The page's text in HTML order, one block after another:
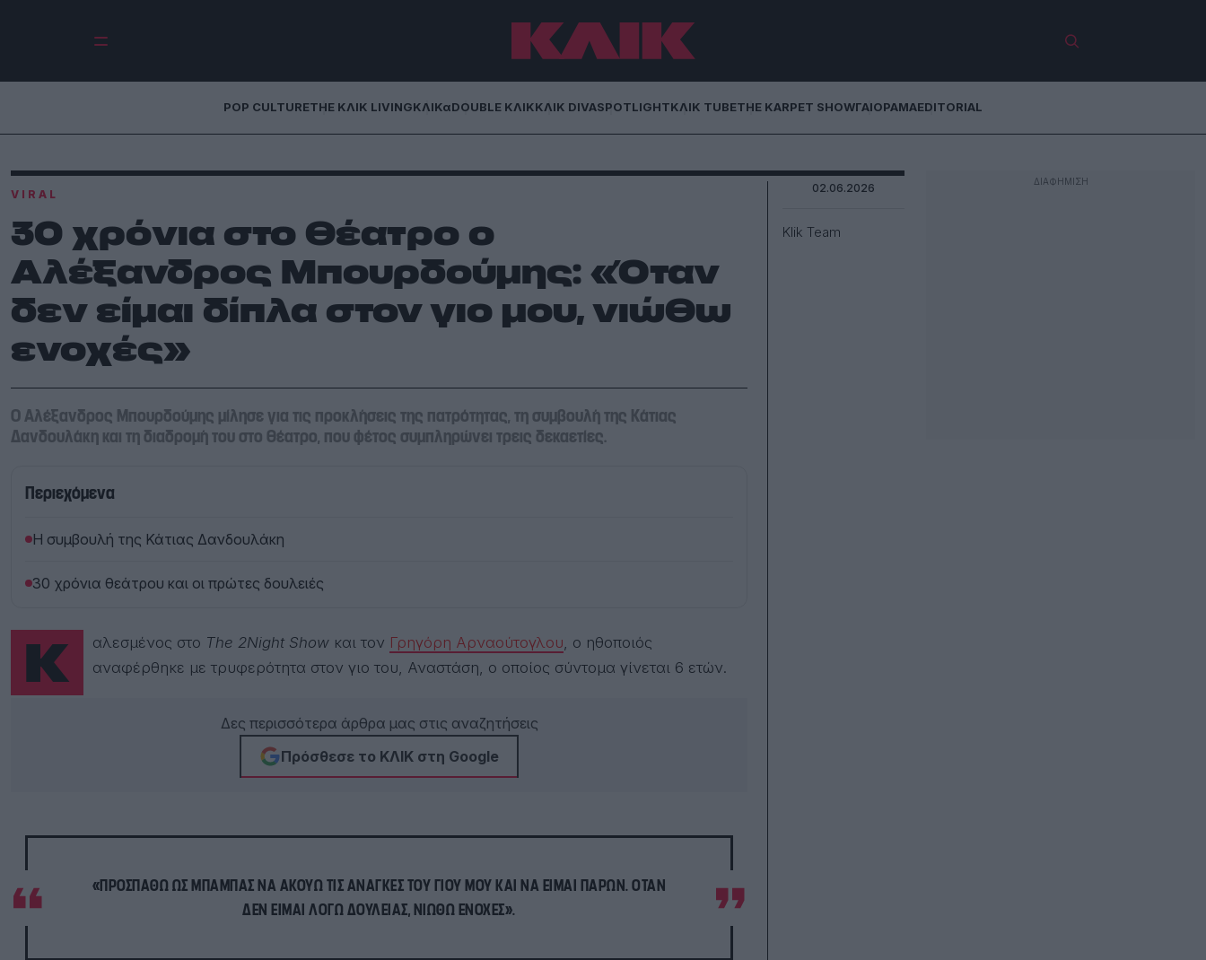
POP CULTURETHE ΚΛΙΚ LIVINGΚΛΙΚαDOUBLE ΚΛΙΚΚΛΙΚ DIVASPOTLIGHTΚΛΙΚ TUBETHE KARPET SHOWΓΑΙΟΡΑΜΑEDITORIAL
VIRAL
30 χρόνια στο θέατρο ο
Αλέξανδρος Μπουρδούμης: «Όταν
δεν είμαι δίπλα στον γιο μου, νιώθω
ενοχές»
Ο Αλέξανδρος Μπουρδούμης μίλησε για τις προκλήσεις της πατρότητας, τη συμβουλή της Κάτιας
Δανδουλάκη και τη διαδρομή του στο θέατρο, που φέτος συμπληρώνει τρεις δεκαετίες.
Περιεχόμενα
Η συμβουλή της Κάτιας Δανδουλάκη
30 χρόνια θεάτρου και οι πρώτες δουλειές
Καλεσμένος στο The 2Night Show και τον Γρηγόρη Αρναούτογλου, ο ηθοποιός
αναφέρθηκε με τρυφερότητα στον γιο του, Αναστάση, ο οποίος σύντομα γίνεται 6 ετών.
Δες περισσότερα άρθρα μας στις αναζητήσεις
Πρόσθεσε το ΚΛΙΚ στη Google
«ΠΡΟΣΠΑΘΏ ΩΣ ΜΠΑΜΠΆΣ ΝΑ ΑΚΟΎΩ ΤΙΣ ΑΝΆΓΚΕΣ ΤΟΥ ΓΙΟΥ ΜΟΥ ΚΑΙ ΝΑ ΕΊΜΑΙ ΠΑΡΏΝ. ΌΤΑΝ
ΔΕΝ ΕΊΜΑΙ ΛΌΓΩ ΔΟΥΛΕΙΆΣ, ΝΙΏΘΩ ΕΝΟΧΈΣ».
02.06.2026
Klik Team